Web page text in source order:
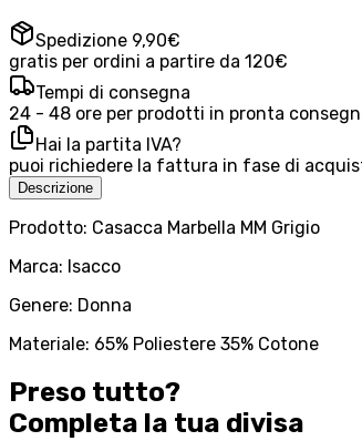
Spedizione 9,90€
gratis per ordini a partire da 120€
Tempi di consegna
24 - 48 ore per prodotti in pronta
Hai la partita IVA?
puoi richiedere la fattura in fase di
Descrizione
Prodotto: Casacca Marbella MM Grigio
Marca: Isacco
Genere: Donna
Materiale: 65% Poliestere 35% Cotone
Preso tutto?
Completa la tua divisa